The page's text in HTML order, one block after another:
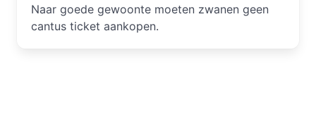
Naar goede gewoonte moeten zwanen geen
cantus ticket aankopen.